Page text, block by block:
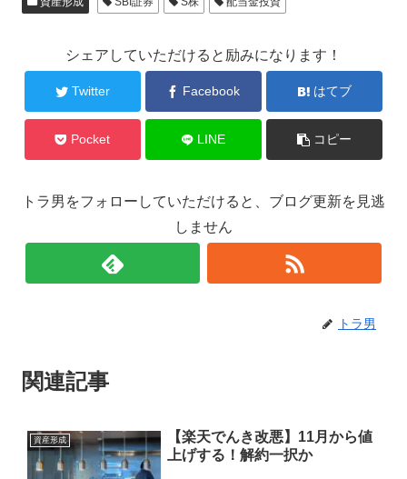
シェアしていただけると励みになります！
Twitter Facebook はてブ
Pocket LINE コピー
トラ男をフォローしていただけると、ブログ更新を見逃
しません
トラ男
関連記事
資産形成
【楽天でんき改悪】11月から値
上げする！解約一択か